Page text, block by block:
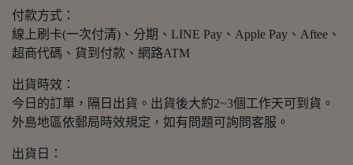
付款方式：
線上刷卡(一次付清)、分期、LINE Pay、Apple Pay、Aftee、
超商代碼、貨到付款、網路ATM
出貨時效：
今日的訂單，隔日出貨。出貨後大約2~3個工作天可到貨。
外島地區依郵局時效規定，如有問題可詢問客服。
出貨日：